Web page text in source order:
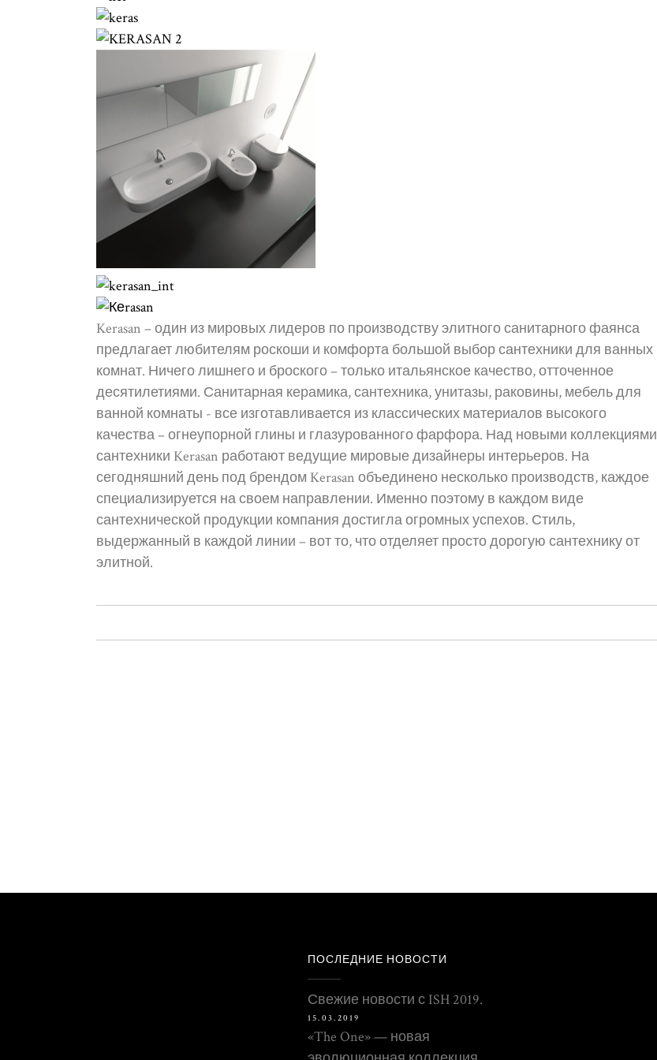
Kerasan – один из мировых лидеров по производству элитного санитарного фаянса
предлагает любителям роскоши и комфорта большой выбор сантехники для ванных
комнат. Ничего лишнего и броского – только итальянское качество, отточенное
десятилетиями. Санитарная керамика, сантехника, унитазы, раковины, мебель для
ванной комнаты - все изготавливается из классических материалов высокого
качества – огнеупорной глины и глазурованного фарфора. Над новыми коллекциями
сантехники Kerasan работают ведущие мировые дизайнеры интерьеров. На
сегодняшний день под брендом Kerasan объединено несколько производств, каждое
специализируется на своем направлении. Именно поэтому в каждом виде
сантехнической продукции компания достигла огромных успехов. Стиль,
выдержанный в каждой линии – вот то, что отделяет просто дорогую сантехнику от
элитной.
ПОСЛЕДНИЕ НОВОСТИ
Свежие новости с ISH 2019.
15.03.2019
«The One» — новая